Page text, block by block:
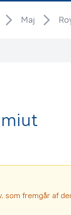
Maj
som fremgår af